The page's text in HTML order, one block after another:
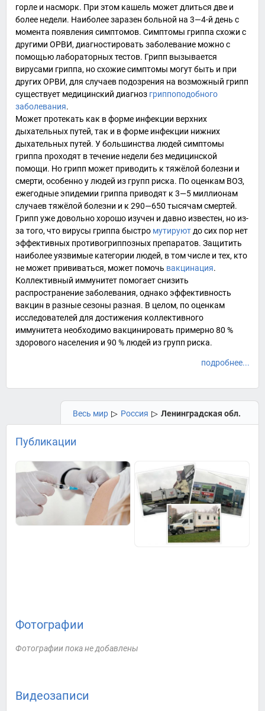
горле и насморк. При этом кашель может длиться две и
более недели. Наиболее заразен больной на 3—4-й день с
момента появления симптомов. Симптомы гриппа схожи с
другими ОРВИ, диагностировать заболевание можно с
помощью лабораторных тестов. Грипп вызывается
вирусами гриппа, но схожие симптомы могут быть и при
другихОРВИ, для случаев подозрения на возможный грипп
существует медицинский диагноз гриппоподобного
заболевания.
Может протекать как в форме инфекции верхних
дыхательных путей, так и в форме инфекции нижних
дыхательных путей. У большинства людей симптомы
гриппа проходят в течение недели без медицинской
помощи. Но грипп может приводить к тяжёлой болезни и
смерти, особенно у людей из групп риска. По оценкам ВОЗ,
ежегодные эпидемии гриппа приводят к 3—5 миллионам
случаев тяжёлой болезни и к 290—650 тысячам смертей.
Грипп уже довольно хорошо изучен и давно известен, но из-
за того, что вирусы гриппа быстро мутируют до сих пор нет
эффективных противогриппозных препаратов. Защитить
наиболее уязвимые категории людей, в том числе и тех, кто
не может прививаться, может помочь вакцинация.
Коллективный иммунитет помогает снизить
распространение заболевания, однако эффективность
вакцин в разные сезоны разная. В целом, по оценкам
исследователей для достижения коллективного
иммунитета необходимо вакцинировать примерно 80 %
здорового населения и 90 % людей из групп риска.
подробнее...
Весь мир ▷ Россия ▷ Ленинградская обл.
Публикации
Фотографии
Фотографии пока не добавлены
Видеозаписи